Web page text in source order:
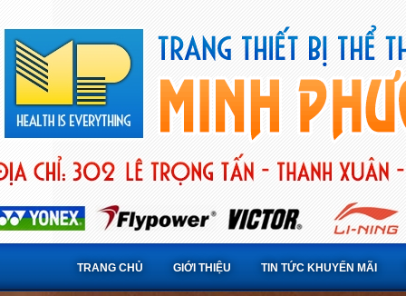
TRANG CHỦ GIỚI THIỆU TIN TỨC KHUYẾN MÃI